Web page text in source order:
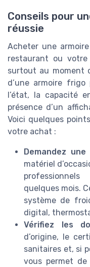
Conseils pour
réussie
Acheter une
restaurant ou
surtout au moment
d’une armoire
l’état, la capacité
présence d’un
Voici quelques
votre achat :
Demandez
matériel
quelques mois.
système de
digital,
Vérifiez les
d’origine, le
sanitaires et, si
vous permet de